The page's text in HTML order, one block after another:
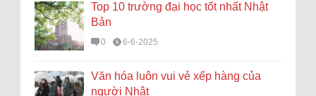
Top 10 trường đại học tốt nhất Nhật
Bản
0 6-6-2025
Văn hóa luôn vui vẻ xếp hàng của
người Nhật